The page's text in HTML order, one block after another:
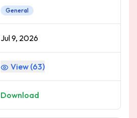
General
Jul 9, 2026
View (63)
Download